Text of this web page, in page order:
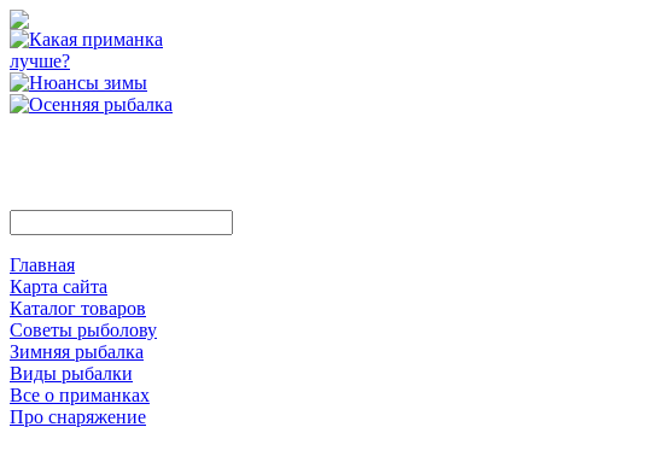
Главная
Карта сайта
Каталог товаров
Советы рыболову
Зимняя рыбалка
Виды рыбалки
Все о приманках
Про снаряжение